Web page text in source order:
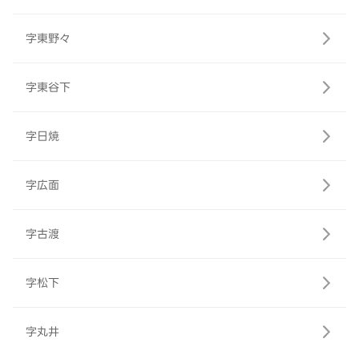
字東野々
字東谷下
字日焼
字広面
字古渡
字松下
字丸井